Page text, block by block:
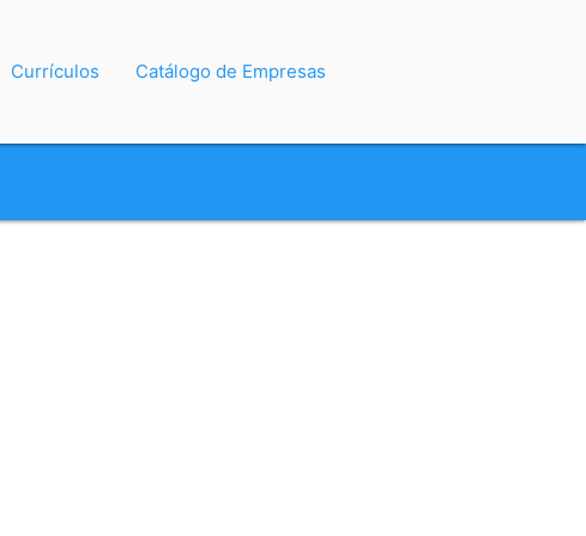
Currículos Catálogo de Empresas